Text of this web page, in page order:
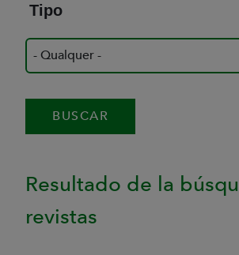
Tipo
Resultado de la
revistas